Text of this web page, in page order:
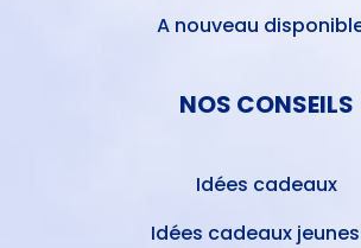
A nouveau
NOS CONSEILS
Idées cadeaux
Idées cadeaux